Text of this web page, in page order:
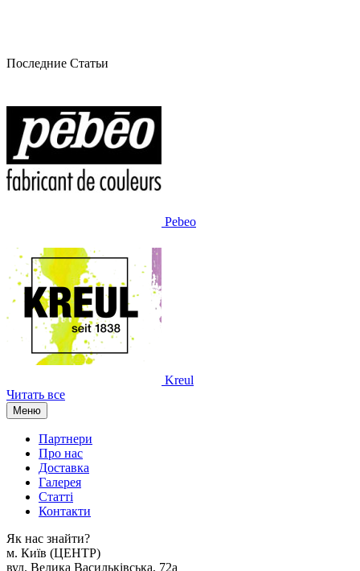
Последние Статьи
Pebeo
Kreul
Читать все
Меню
Партнери
Про нас
Доставка
Галерея
Статтi
Контакти
Як наc знайти?
м. Киïв (ЦЕНТР)
вул. Велика Васильківська, 72а